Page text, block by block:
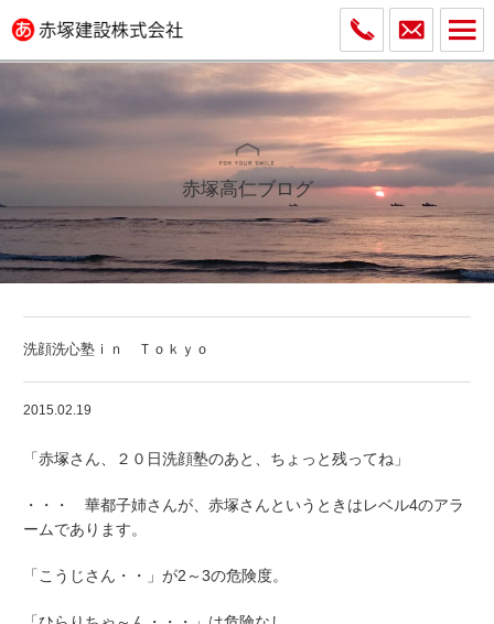
赤塚高仁ブログ
洗顔洗心塾ｉｎ Ｔｏｋｙｏ
2015.02.19
「赤塚さん、２０日洗顔塾のあと、ちょっと残ってね」
・・・ 華都子姉さんが、赤塚さんというときはレベル4のアラ
ームであります。
「こうじさん・・」が2～3の危険度。